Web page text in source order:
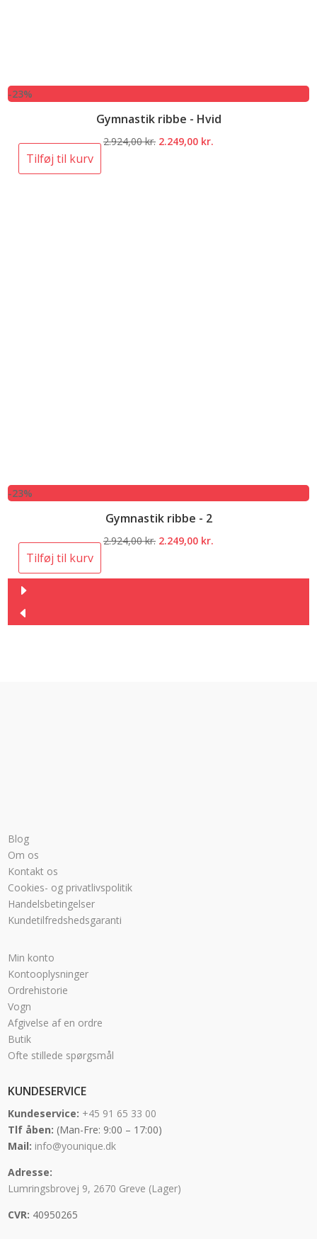
-23%
Gymnastik ribbe - Hvid
2.924,00kr. Den
2.249,00 kr.
Tilføj til kurv
-23%
Gymnastik ribbe - 2
2.924,00kr. Den
2.249,00 kr.
Tilføj til kurv
Blog
Om os
Kontakt os
Cookies- og privatlivspolitik
Handelsbetingelser
Kundetilfredshedsgaranti
Min konto
Kontooplysninger
Ordrehistorie
Vogn
Afgivelse af en ordre
Butik
Ofte stillede spørgsmål
KUNDESERVICE
Kundeservice: +45 91 65 33 00
Tlf åben: (Man-Fre: 9:00 – 17:00)
Mail: info@younique.dk
Adresse:
Lumringsbrovej 9, 2670 Greve (Lager)
CVR: 40950265